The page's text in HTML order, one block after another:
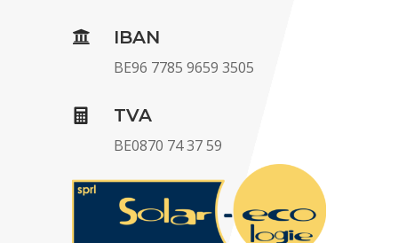
 IBAN
BE96 7785 9659 3505
 TVA
BE0870 74 37 59